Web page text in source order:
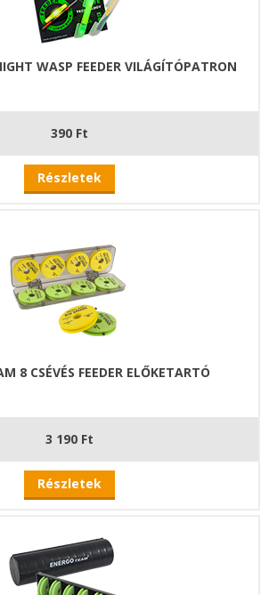
WASP FEEDER VILÁGÍTÓPATRON
390 Ft
Részletek
8 CSÉVÉS FEEDER ELŐKETARTÓ
3 190 Ft
Részletek